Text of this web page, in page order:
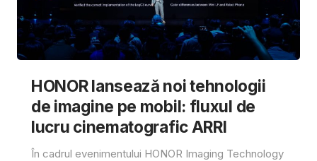
HONOR lansează noi tehnologii
de imagine pe mobil: fluxul de
lucru cinematografic ARRI
În cadrul evenimentului HONOR Imaging Technology